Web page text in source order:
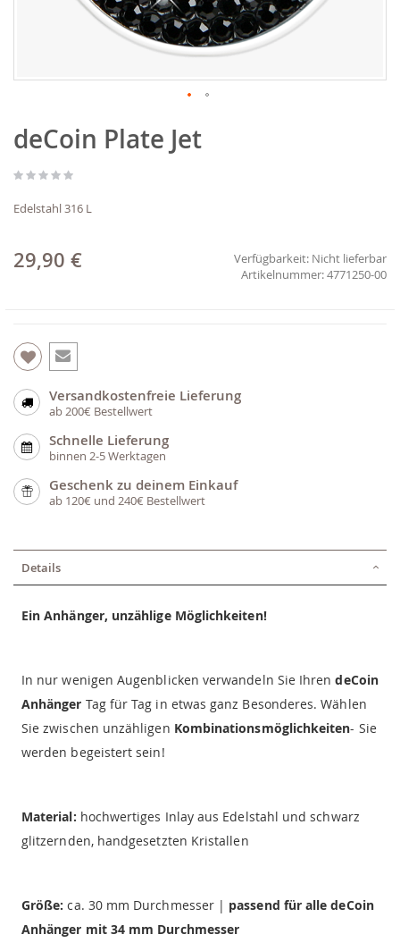
Anfang
der
springen
deCoin Plate Jet
Edelstahl 316 L
29,90 € Verfügbarkeit: Nicht lieferbar
4771250-00
Versandkostenfreie Lieferung
ab 200€ Bestellwert
Schnelle Lieferung
binnen 2-5 Werktagen
Geschenk zu deinem Einkauf
ab 120€ und 240€ Bestellwert
Details
Ein Anhänger, unzählige Möglichkeiten!
In nur wenigen Augenblicken verwandeln Sie IhrendeCoin
Anhänger Tag für Tag in etwas ganz Besonderes. Wählen
Sie zwischen unzähligen Kombinationsmöglichkeiten- Sie
werden begeistert sein!
Material: hochwertiges Inlay aus Edelstahl und schwarz
glitzernden, handgesetzten Kristallen
Größe: ca. 30 mm Durchmesser | passend für alle deCoin
Anhänger mit 34 mm Durchmesser